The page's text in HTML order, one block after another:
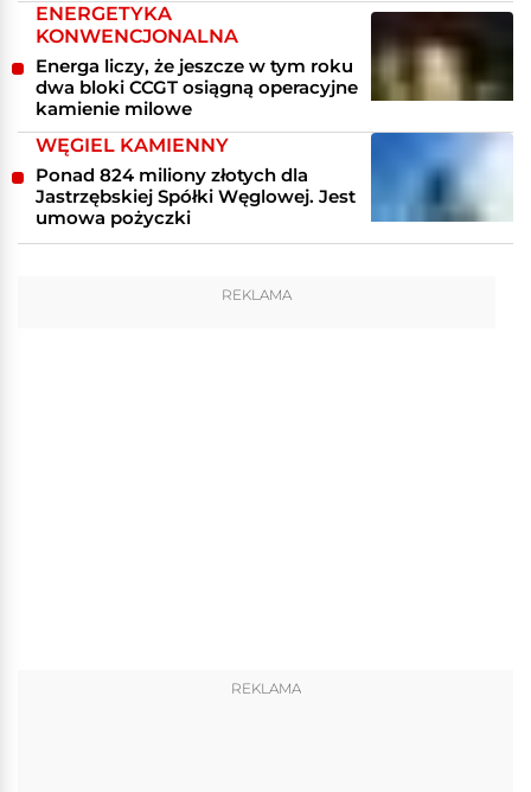
ENERGETYKA
KONWENCJONALNA
Energa liczy, że jeszcze w tym roku
dwa bloki CCGT osiągną operacyjne
kamienie milowe
WĘGIEL KAMIENNY
Ponad 824 miliony złotych dla
Jastrzębskiej Spółki Węglowej. Jest
umowa pożyczki
REKLAMA
REKLAMA